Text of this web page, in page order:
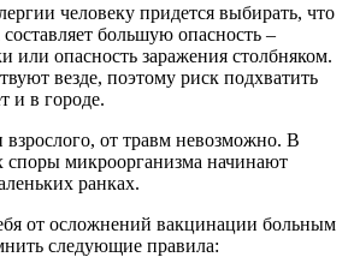
человеку придется выбирать, что
большую опасность –
или опасность заражения столбняком.
везде, поэтому риск подхватить
и в городе.
взрослого, от травм невозможно. В
споры микроорганизма начинают
ранках.
от осложнений вакцинации больным
следующие правила: